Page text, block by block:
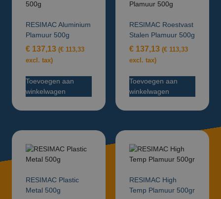
RESIMAC Aluminium
Plamuur 500g
€ 137,13 (€ 113,33
excl. tax)
Toevoegen aan
winkelwagen
RESIMAC Roestvast
Stalen Plamuur 500g
€ 137,13 (€ 113,33
excl. tax)
Toevoegen aan
winkelwagen
RESIMAC Plastic
Metal 500g
RESIMAC High
Temp Plamuur 500gr